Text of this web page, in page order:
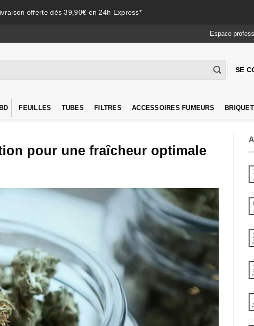
offerte dès 39,90€ en 24h Express*
Espace
SE
FEUILLES TUBES FILTRES ACCESSOIRES FUMEURS
pour une fraîcheur optimale